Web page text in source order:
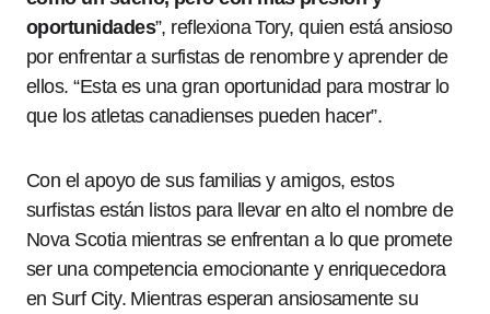
oportunidades”, reflexiona Tory, quien está ansioso
por enfrentar a surfistas de renombre y aprender de
ellos. “Esta es una gran oportunidad para mostrar lo
que los atletas canadienses pueden hacer”.
Con el apoyo de sus familias y amigos, estos
surfistas están listos para llevar en alto el nombre de
Nova Scotia mientras se enfrentan a lo que promete
ser una competencia emocionante y enriquecedora
en Surf City. Mientras esperan ansiosamente su